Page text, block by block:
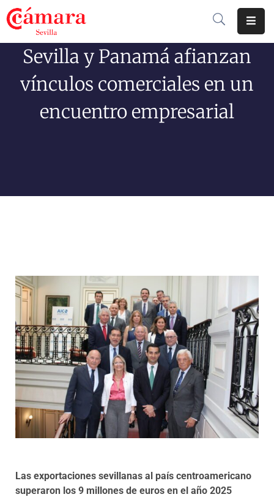
Cámara
Comercio
Soluciones
Programas
Sevilla y Panamá afianzan
vínculos comerciales en un
encuentro empresarial
Las exportaciones sevillanas al país centroamericano
superaron los 9 millones de euros en el año 2025